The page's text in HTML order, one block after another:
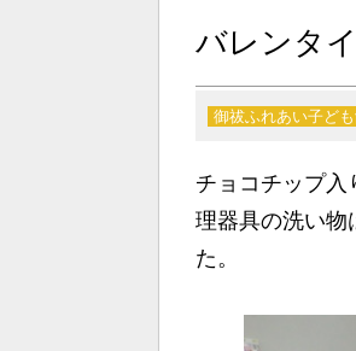
バレンタ
御祓ふれあい子ど
チョコチップ入
理器具の洗い物
た。